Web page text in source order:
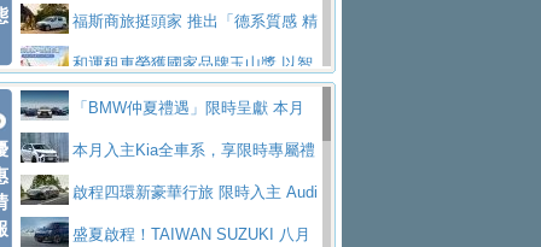
98萬起
SHOTGUN 650 x ROUGH CRAFTS 限量特
仕版29日開放搶購
里程
ODA發表全新純電跨界休旅Eipq祭平民化車
價89萬起
賓士AMG.EA專屬平台首作，Merc
edes-AMG 全新GT 4-Door Coupe全球首發
福斯推出首款GTI純電性能掀背ID.
Polo GTI，擁有226匹馬力和零百加速 6.8
秒的實力
Jaguar 公布四門 GT車款正式車名
為JAGUAR TYPE 01
終於跟上進度，LEXUS發表首款三
排六座純電旗艦休旅 TZ
有錢也買不到的Golf R！福斯打造
全新Golf R 24h賽車將挑戰紐柏林24小時耐
SKODA公布全新小型純電跨界休旅
務 讓電動車化身行動儲能系統
福斯商旅挺頭家 推出「德系質感 精
算圓夢」專案和運租車榮獲國家品牌玉山獎 以智
慧移動與綠能創新父親節霸氣獻禮！PGO 威力125 最
低入手價 $60,900 起 省油ｘ安全ｘ大空間
陪爸爸輕鬆
Toyota歐洲純電車銷量翻倍 2026
上半年成長113％
NISSAN X-TRAIL 上市首月銷量
躋身同級前3名Subaru推動燃油、油電與純電車混
「BMW仲夏禮遇」限時呈獻 本月
入主即享尊榮豪華五星假期 多元優購方案
同步實施
本月入主Kia全車系，享限時專屬禮
遇 啟程四環新豪華行旅 限時入主 Audi
A6 旗艦陣容 低月付5,888元起及3 年乙式險
盛夏啟程！TAIWAN SUZUKI 八月